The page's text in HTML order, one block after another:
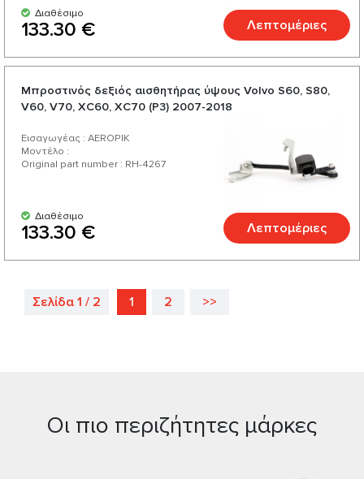
Διαθέσιμο
133.30 € Λεπτομέριες
Μπροστινός δεξιός αισθητήρας ύψους Volvo S60, S80,
V60, V70, XC60, XC70 (P3) 2007-2018
Εισαγωγέας : AEROPIK
Μοντέλο :
Original part number : RH-4267
Διαθέσιμο
133.30 € Λεπτομέριες
Σελίδα 1 / 2 1 2 >>
Οι πιο περιζήτητες μάρκες